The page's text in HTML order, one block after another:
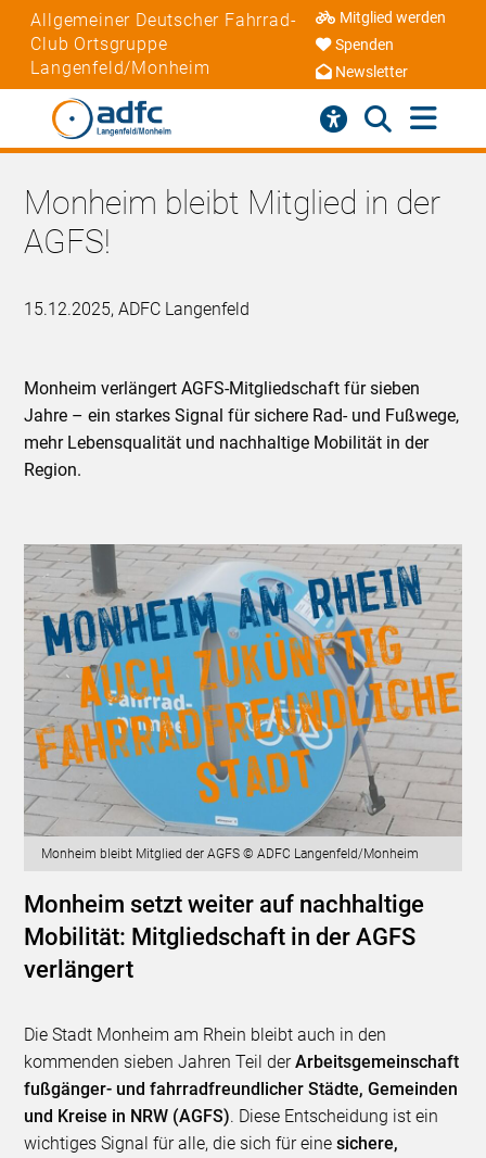
Allgemeiner Deutscher Fahrrad-
Club Ortsgruppe
Langenfeld/Monheim
Mitglied werden
Spenden
Newsletter
Monheim bleibt Mitglied in der
AGFS!
15.12.2025, ADFC Langenfeld
Monheim verlängert AGFS-Mitgliedschaft für sieben
Jahre – ein starkes Signal für sichere Rad- und Fußwege,
mehr Lebensqualität und nachhaltige Mobilität in der
Region.
Monheim bleibt Mitglied der AGFS © ADFC Langenfeld/Monheim
Monheim setzt weiter auf nachhaltige
Mobilität: Mitgliedschaft in der AGFS
verlängert
Die Stadt Monheim am Rhein bleibt auch in den
kommenden sieben Jahren Teil derArbeitsgemeinschaft
fußgänger- und fahrradfreundlicher Städte, Gemeinden
und Kreise in NRW (AGFS). Diese Entscheidung ist ein
wichtiges Signal für alle, die sich für einesichere,